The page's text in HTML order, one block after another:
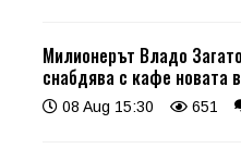
Милионерът Владо
снабдява с кафе новата
08 Aug 15:30 651